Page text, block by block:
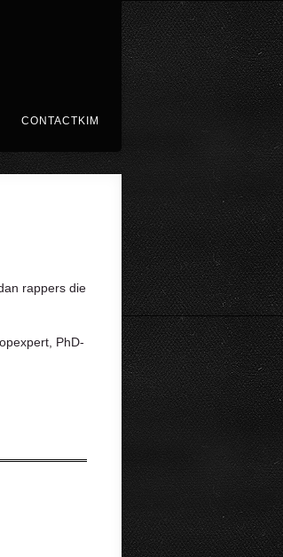
CONTACTKIM
rappers die
PhD-